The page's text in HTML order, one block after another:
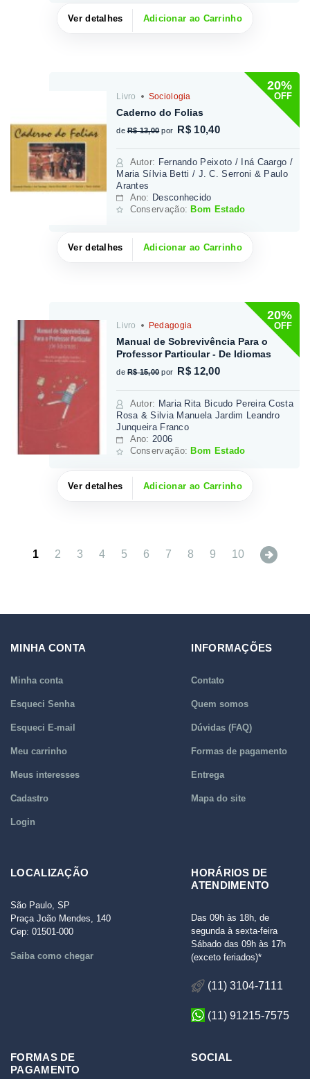
Ver detalhes Adicionar ao Carrinho
20%
OFF
Livro Sociologia
Caderno do Folias
de R$ 13,00 por R$ 10,40
Autor: Fernando Peixoto / Iná Caargo /
Maria Sílvia Betti / J. C. Serroni & Paulo
Arantes
Ano: Desconhecido
Conservação: Bom Estado
Ver detalhes Adicionar ao Carrinho
20%
OFF
Livro Pedagogia
Manual de Sobrevivência Para o
Professor Particular - De Idiomas
de R$ 15,00 por R$ 12,00
Autor: Maria Rita Bicudo Pereira Costa
Rosa & Silvia Manuela Jardim Leandro
Junqueira Franco
Ano: 2006
Conservação: Bom Estado
Ver detalhes Adicionar ao Carrinho
1 2 3 4 5 6 7 8 9 10 Next
MINHA CONTA
Minha conta
Esqueci Senha
Esqueci E-mail
Meu carrinho
Meus interesses
Cadastro
Login
INFORMAÇÕES
Contato
Quem somos
Dúvidas (FAQ)
Formas de pagamento
Entrega
Mapa do site
LOCALIZAÇÃO
São Paulo, SP
Praça João Mendes, 140
Cep: 01501-000
Saiba como chegar
HORÁRIOS DE
ATENDIMENTO
Das 09h às 18h, de
segunda à sexta-feira
Sábado das 09h às 17h
(exceto feriados)*
(11) 3104-7111
(11) 91215-7575
FORMAS DE
PAGAMENTO
SOCIAL